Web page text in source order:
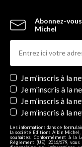
Abonnez-
Michel
Newsletters
Je m’inscris à la
Je m'inscris à la
Je m’inscris à la
Je m’inscris à la
Les informations dans ce
la société Editions Albin
souhaitez. Conformément à la
Règlement (UE) 2016/679,